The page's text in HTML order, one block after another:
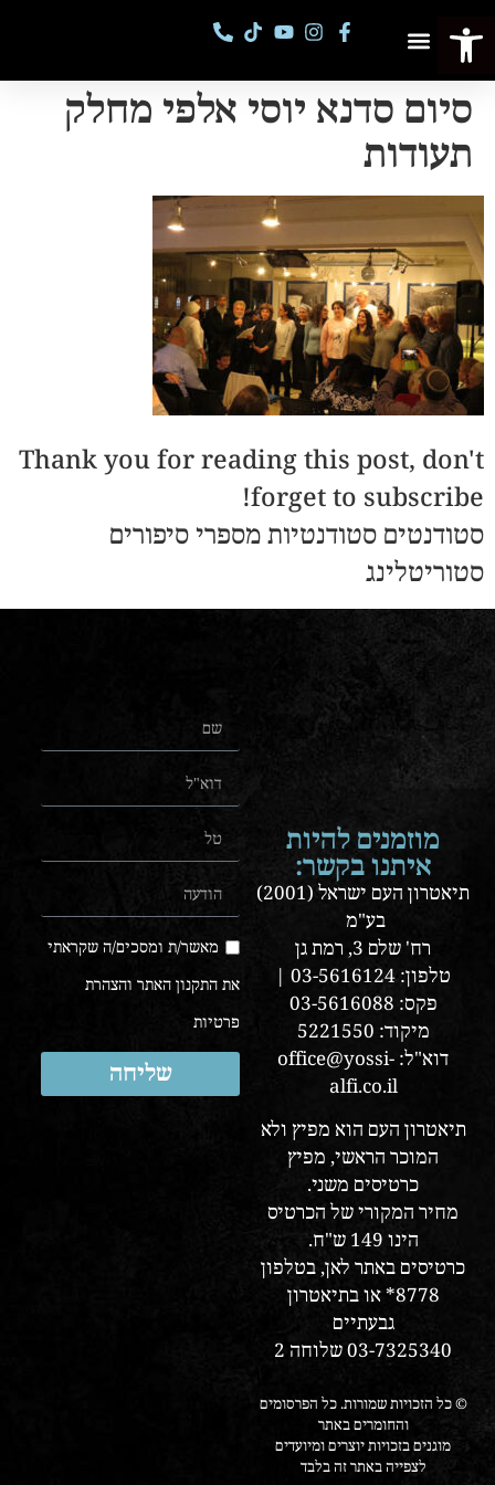
סיום סדנא יוסי אלפי מחלק
תעודות
Thank you for reading this post, don't
forget to subscribe!
סטודנטים סטודנטיות מספרי סיפורים
סטוריטלינג
מוזמנים להיות
איתנו בקשר:
תיאטרון העם ישראל (2001)
בע"מ
רח' שלם 3, רמת גן
טלפון: 03-5616124 |
פקס: 03-5616088
מיקוד: 5221550
דוא"ל: office@yossi-
alfi.co.il
תיאטרון העם הוא מפיץ ולא
המוכר הראשי, מפיץ
כרטיסים משני.
מחיר המקורי של הכרטיס
הינו 149 ש"ח.
כרטיסים באתר לאן, בטלפון
8778* או בתיאטרון
גבעתיים
03-7325340 שלוחה 2
© כל הזכויות שמורות. כל הפרסומים
והחומרים באתר
מוגנים בזכויות יוצרים ומיועדים
לצפייה באתר זה בלבד
מאשר/ת ומסכים/ה שקראתי
את התקנון האתר והצהרת
פרטיות
שליחה
פתח סרגל נגישות